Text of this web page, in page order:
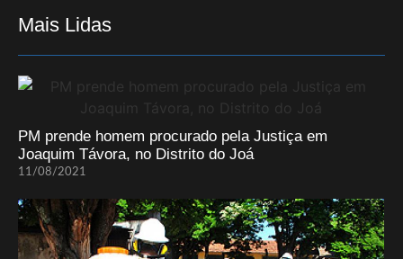
Mais Lidas
PM prende homem procurado pela Justiça em
Joaquim Távora, no Distrito do Joá
11/08/2021